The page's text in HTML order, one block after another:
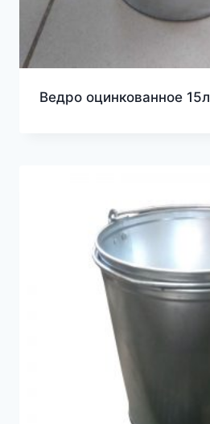
Ведро оцинкованное 15л